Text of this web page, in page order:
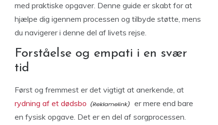
med praktiske opgaver. Denne guide er skabt for at
hjælpe dig igennem processen og tilbyde støtte, mens
du navigerer i denne del af livets rejse.
Forståelse og empati i en svær
tid
Først og fremmest er det vigtigt at anerkende, at
rydning af et dødsbo
er mere end bare
en fysisk opgave. Det er en del af sorgprocessen.